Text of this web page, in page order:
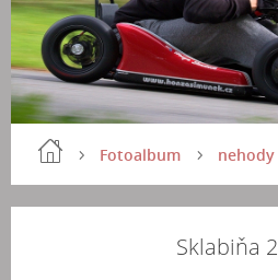
Fotoalbum nehody
Sklabiňa